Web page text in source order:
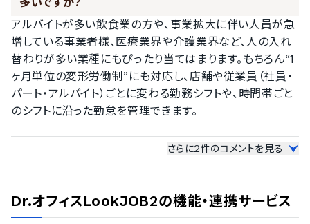
スマホアプリ（Android）対応
モバイルブラウザ（スマホブラウザ）対応
タブレット対応
アルバイトが多い飲食業の方や、事業拡大に伴い人員が急
増している事業者様、医療業界や介護業界など、人の入れ
替わりが多い業種にもぴったり当てはまります。もちろん“1
ヶ月単位の変形労働制”にも対応し、店舗や従業員（社員・
パート・アルバイト）ごとに変わる勤務シフトや、時間帯ごと
のシフトに沿った勤怠を管理できます。
—利用者から特に嬉しかった声や、印象に残った評価
系のなかで、Dr.オフィスLookJOB2は人数無制限の定額制
を採用しております。この価格を見て「機能や品質が劣るの
さらに2件のコメントを見る
Dr.オフィスLookJOB2の機能・連携サービス